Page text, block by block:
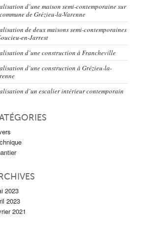
d’une maison semi-contemporaine sur
de Grézieu-la-Varenne
de deux maisons semi-contemporaines
en-Jarrest
d’une construction à Francheville
d’une construction à Grézieu-la-
d’un escalier intérieur contemporain
2023
2023
2021